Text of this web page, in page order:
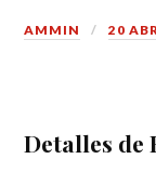
AMMIN 20
Detalles de